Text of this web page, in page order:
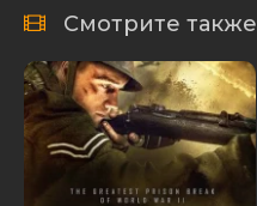
Смотрите также